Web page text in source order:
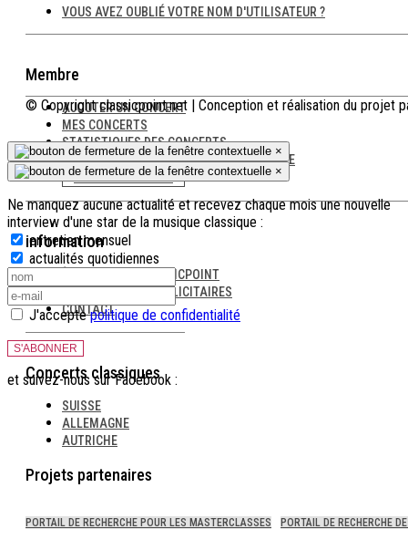
VOUS AVEZ OUBLIÉ VOTRE NOM D'UTILISATEUR ?
Membre
AJOUTER UN CONCERT
MES CONCERTS
STATISTIQUES DES CONCERTS
MES DONNÉES ET ENTRÉES DE RÉPERTOIRE
DEVENEZ MEMBRE
information
À PROPOS DE CLASSICPOINT
OPPORTUNITÉS PUBLICITAIRES
CONTACT
Concerts classiques
SUISSE
ALLEMAGNE
AUTRICHE
Projets partenaires
PORTAIL DE RECHERCHE POUR LES MASTERCLASSES PORTAIL DE RECHERCHE
© Copyright classicpoint.net | Conception et réalisation du projet
×
×
Ne manquez aucune actualité et recevez chaque mois une nouvelle
interview d'une star de la musique classique :
entretien mensuel
actualités quotidiennes
J'acceptepolitique de confidentialité
S'ABONNER
et suivez-nous sur Facebook :